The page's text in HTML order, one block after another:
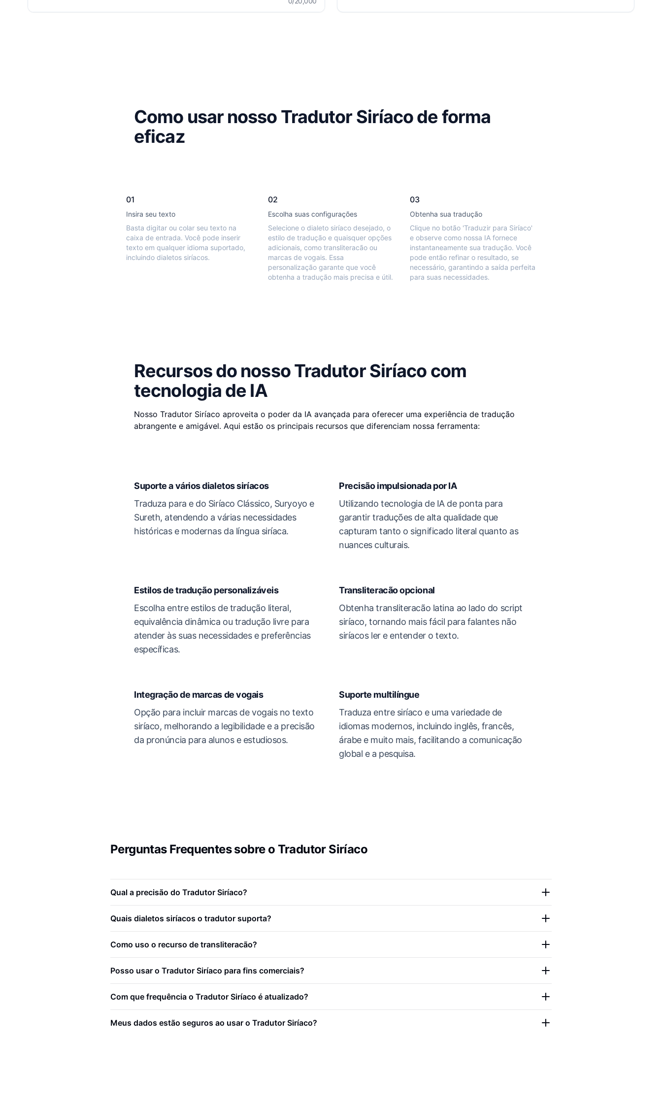
Como usar nosso Tradutor Siríaco de forma
eficaz
01
Insira seu texto
Basta digitar ou colar seu texto na
caixa de entrada. Você pode inserir
texto em qualquer idioma suportado,
incluindo dialetos siríacos.
02
Escolha suas configurações
Selecione o dialeto siríaco desejado, o
estilo de tradução e quaisquer opções
adicionais, como transliteracão ou
marcas de vogais. Essa
personalização garante que você
obtenha a tradução mais precisa e útil.
03
Obtenha sua tradução
Clique no botão 'Traduzir para Siríaco'
e observe como nossa IA fornece
instantaneamente sua tradução. Você
pode então refinar o resultado, se
necessário, garantindo a saída perfeita
para suas necessidades.
Recursos do nosso Tradutor Siríaco com
tecnologia de IA
Nosso Tradutor Siríaco aproveita o poder da IA avançada para oferecer uma experiência de tradução
abrangente e amigável. Aqui estão os principais recursos que diferenciam nossa ferramenta:
Suporte a vários dialetos siríacos
Traduza para e do Siríaco Clássico, Suryoyo e
Sureth, atendendo a várias necessidades
históricas e modernas da língua siríaca.
Precisão impulsionada por IA
Utilizando tecnologia de IA de ponta para
garantir traduções de alta qualidade que
capturam tanto o significado literal quanto as
nuances culturais.
Estilos de tradução personalizáveis
Escolha entre estilos de tradução literal,
equivalência dinâmica ou tradução livre para
atender às suas necessidades e preferências
específicas.
Transliteracão opcional
Obtenha transliteracão latina ao lado do script
siríaco, tornando mais fácil para falantes não
siríacos ler e entender o texto.
Integração de marcas de vogais
Opção para incluir marcas de vogais no texto
siríaco, melhorando a legibilidade e a precisão
da pronúncia para alunos e estudiosos.
Suporte multilíngue
Traduza entre siríaco e uma variedade de
idiomas modernos, incluindo inglês, francês,
árabe e muito mais, facilitando a comunicação
global e a pesquisa.
Perguntas Frequentes sobre o Tradutor Siríaco
Qual a precisão do Tradutor Siríaco?
Quais dialetos siríacos o tradutor suporta?
Como uso o recurso de transliteracão?
Posso usar o Tradutor Siríaco para fins comerciais?
Com que frequência o Tradutor Siríaco é atualizado?
Meus dados estão seguros ao usar o Tradutor Siríaco?